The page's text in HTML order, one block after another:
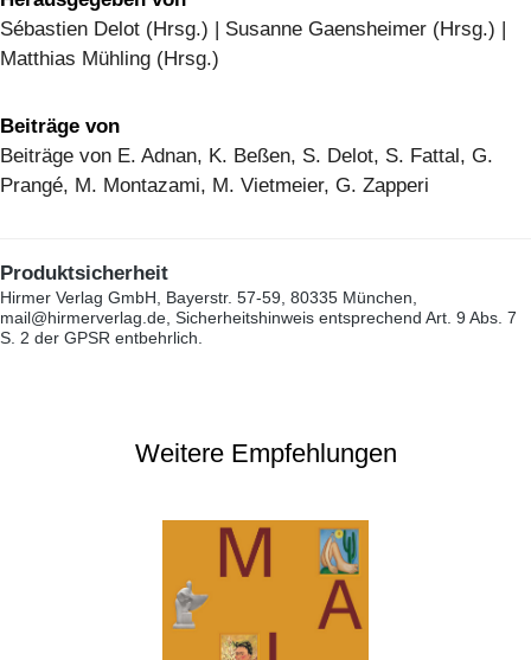
Sébastien Delot (Hrsg.) | Susanne Gaensheimer (Hrsg.) |
Matthias Mühling (Hrsg.)
Beiträge von
Beiträge von E. Adnan, K. Beßen, S. Delot, S. Fattal, G.
Prangé, M. Montazami, M. Vietmeier, G. Zapperi
Produktsicherheit
Hirmer Verlag GmbH, Bayerstr. 57-59, 80335 München,
mail@hirmerverlag.de, Sicherheitshinweis entsprechend Art. 9 Abs. 7
S. 2 der GPSR entbehrlich.
Weitere Empfehlungen